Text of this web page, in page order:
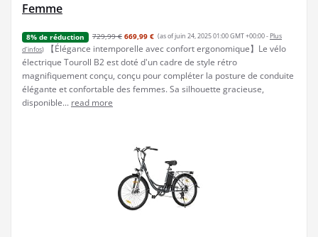
Femme
8% de réduction 729,99 € 669,99 € (as of juin 24, 2025 01:00 GMT +00:00 - Plus
d’infos)
【Élégance intemporelle avec confort ergonomique】Le vélo
électrique Touroll B2 est doté d'un cadre de style rétro
magnifiquement conçu, conçu pour compléter la posture de conduite
élégante et confortable des femmes. Sa silhouette gracieuse,
disponible... read more